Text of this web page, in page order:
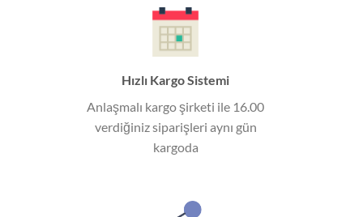
Hızlı Kargo Sistemi
Anlaşmalı kargo şirketi ile 16.00
verdiğiniz siparişleri aynı gün
kargoda